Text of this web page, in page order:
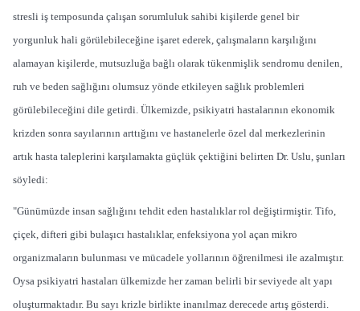
stresli iş temposunda çalışan sorumluluk sahibi kişilerde genel bir
yorgunluk hali görülebileceğine işaret ederek, çalışmaların karşılığını
alamayan kişilerde, mutsuzluğa bağlı olarak tükenmişlik sendromu denilen,
ruh ve beden sağlığını olumsuz yönde etkileyen sağlık problemleri
görülebileceğini dile getirdi. Ülkemizde, psikiyatri hastalarının ekonomik
krizden sonra sayılarının arttığını ve hastanelerle özel dal merkezlerinin
artık hasta taleplerini karşılamakta güçlük çektiğini belirten Dr. Uslu, şunları
söyledi:
"Günümüzde insan sağlığını tehdit eden hastalıklar rol değiştirmiştir. Tifo,
çiçek, difteri gibi bulaşıcı hastalıklar, enfeksiyona yol açan mikro
organizmaların bulunması ve mücadele yollarının öğrenilmesi ile azalmıştır.
Oysa psikiyatri hastaları ülkemizde her zaman belirli bir seviyede alt yapı
oluşturmaktadır. Bu sayı krizle birlikte inanılmaz derecede artış gösterdi.